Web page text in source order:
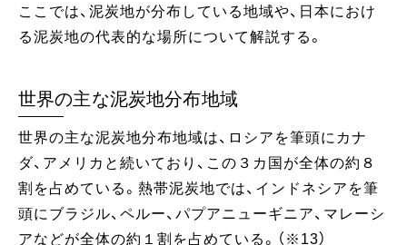
ここでは、泥炭地が分布している地域や、日本におけ
る泥炭地の代表的な場所について解説する。
世界の主な泥炭地分布地域
世界の主な泥炭地分布地域は、ロシアを筆頭にカナ
ダ、アメリカと続いており、この３カ国が全体の約８
割を占めている。熱帯泥炭地では、インドネシアを筆
頭にブラジル、ペルー、パプアニューギニア、マレーシ
アなどが全体の約１割を占めている。（※13）